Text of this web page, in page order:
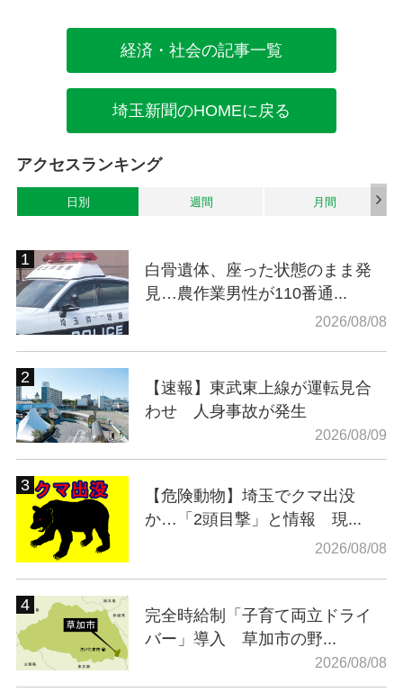
経済・社会の記事一覧
埼玉新聞のHOMEに戻る
アクセスランキング
日別 週間 月間
白骨遺体、座った状態のまま発
見…農作業男性が110番通...
2026/08/08
【速報】東武東上線が運転見合
わせ 人身事故が発生
2026/08/09
【危険動物】埼玉でクマ出没
か…「2頭目撃」と情報 現...
2026/08/08
完全時給制「子育て両立ドライ
バー」導入 草加市の野...
2026/08/08